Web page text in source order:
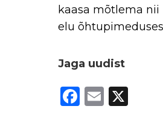
kaasa mõtlema
elu
Jaga uudist
F
a
E
m